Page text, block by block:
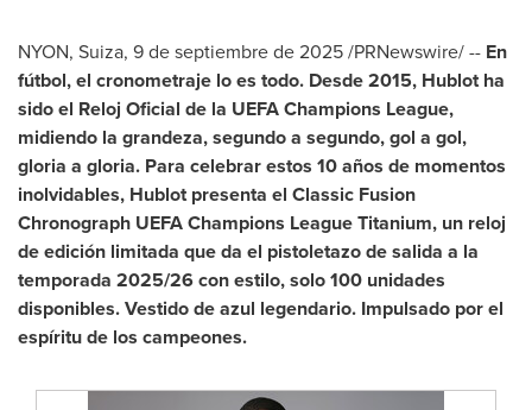
NYON, Suiza, 9 de septiembre de 2025/PRNewswire/ -- En
fútbol, el cronometraje lo es todo. Desde 2015, Hublot ha
sido el Reloj Oficial de la UEFA Champions League,
midiendo la grandeza, segundo a segundo, gol a gol,
gloria a gloria. Para celebrar estos 10 años de momentos
inolvidables, Hublot presenta el Classic Fusion
Chronograph UEFA Champions League Titanium, un reloj
de edición limitada que da el pistoletazo de salida a la
temporada 2025/26 con estilo, solo 100 unidades
disponibles. Vestido de azul legendario. Impulsado por el
espíritu de los campeones.